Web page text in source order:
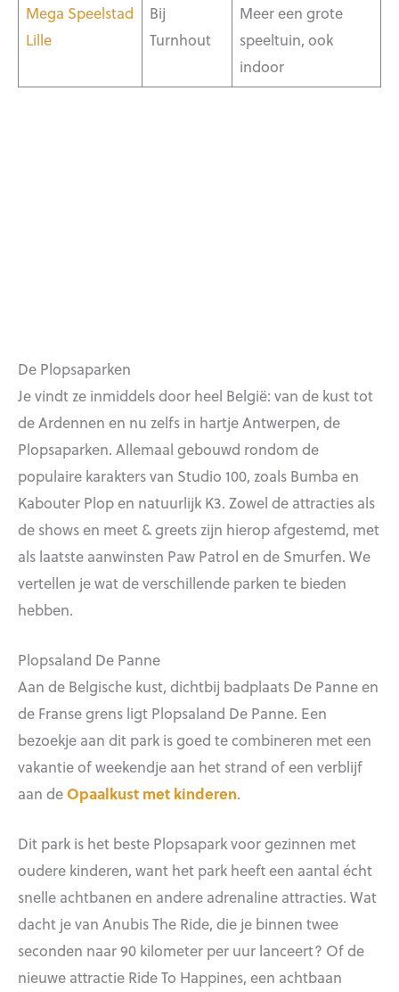
Mega Speelstad
Lille
Bij
Turnhout
Meer een grote
speeltuin, ook
indoor
De Plopsaparken
Je vindt ze inmiddels door heel België: van de kust tot
de Ardennen en nu zelfs in hartje Antwerpen, de
Plopsaparken. Allemaal gebouwd rondom de
populaire karakters van Studio 100, zoals Bumba en
Kabouter Plop en natuurlijk K3. Zowel de attracties als
de shows en meet & greets zijn hierop afgestemd, met
als laatste aanwinsten Paw Patrol en de Smurfen. We
vertellen je wat de verschillende parken te bieden
hebben.
Plopsaland De Panne
Aan de Belgische kust, dichtbij badplaats De Panne en
de Franse grens ligt Plopsaland De Panne. Een
bezoekje aan dit park is goed te combineren met een
vakantie of weekendje aan het strand of een verblijf
aan de Opaalkust met kinderen.
Dit park is het beste Plopsapark voor gezinnen met
oudere kinderen, want het park heeft een aantal écht
snelle achtbanen en andere adrenaline attracties. Wat
dacht je van Anubis The Ride, die je binnen twee
seconden naar 90 kilometer per uur lanceert? Of de
nieuwe attractie Ride To Happines, een achtbaan